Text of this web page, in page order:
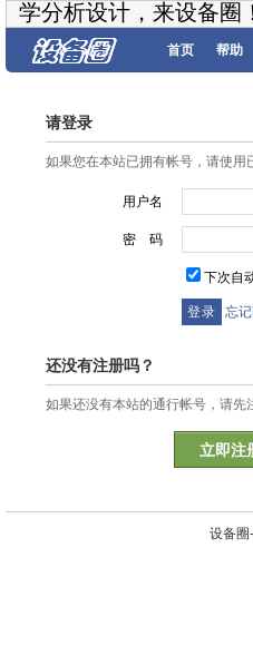
学分析设计，来设备圈
首页 帮助
请登录
如果您在本站已拥有帐号，请使
用户名
密 码
下次自
忘
还没有注册吗？
如果还没有本站的通行帐号，请先
立即注
设备圈